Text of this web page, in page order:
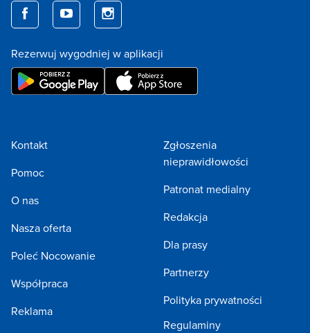
Rezerwuj wygodniej w aplikacji
Kontakt
Pomoc
O nas
Nasza oferta
Poleć Nocowanie
Współpraca
Reklama
Zgłoszenia
nieprawidłowości
Patronat medialny
Redakcja
Dla prasy
Partnerzy
Polityka prywatności
Regulaminy